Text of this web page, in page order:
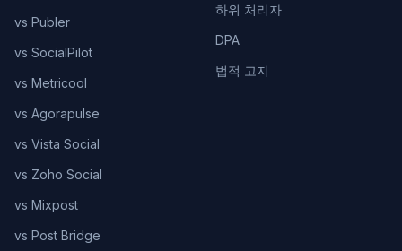
vs Publer
vs SocialPilot
vs Metricool
vs Agorapulse
vs Vista Social
vs Zoho Social
vs Mixpost
vs Post Bridge
하위 처리자
DPA
법적 고지